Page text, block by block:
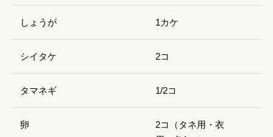
しょうが 1カケ
シイタケ 2コ
タマネギ 1/2コ
卵
2コ（タネ用・衣